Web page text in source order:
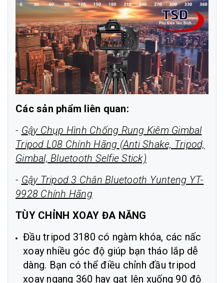
Các sản phẩm liên quan:
- Gậy Chụp Hình Chống Rung Kiêm Gimbal
Tripod L08 Chính Hãng (Anti Shake, Tripod,
Gimbal, Bluetooth Selfie Stick)
- Gậy Tripod 3 Chân Bluetooth Yunteng YT-
9928 Chính Hãng
TÙY CHỈNH XOAY ĐA NĂNG
Đầu tripod 3180 có ngàm khóa, các nấc
xoay nhiều góc độ giúp bạn tháo lắp dễ
dàng. Bạn có thể điều chỉnh đầu tripod
xoay ngang 360 hay gạt lên xuống 90 độ